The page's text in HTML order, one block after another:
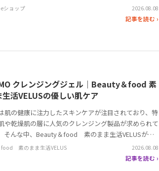
ドのサイズ展開や段数の選択肢を提供し、部屋のレイ
に合わせたカスタマイズを可能に。素材にはポリプロピ
ショップ 2026.08.08
記事を読む ›
クレンジングジェル｜Beauty＆food 素
生活VELUSの優しい肌ケア
肌の健康に注力したスキンケアが注目されており、特
や乾燥肌の層に人気のクレンジング製品が求められて
そんな中、Beauty＆food 素のまま生活VELUSが手
クレンジングジェルは、バブルジェルタイプで
要やダブル洗顔不要を実現。低刺激な仕様が特徴で、
food 素のまま生活VELUS 2026.08.08
記事を読む ›